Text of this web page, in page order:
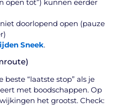
open tot”) kunnen eerder
doorlopend open (pauze
Sneek.
“laatste stop” als je
met boodschappen. Op
het grootst. Check: